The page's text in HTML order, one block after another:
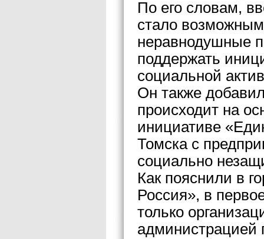
По его словам,
стало возможным
неравнодушные
поддержать
социальной
Он также
происходит на
инициативе
Томска с
социально
Как пояснили в
Россия», в
только
администрацией